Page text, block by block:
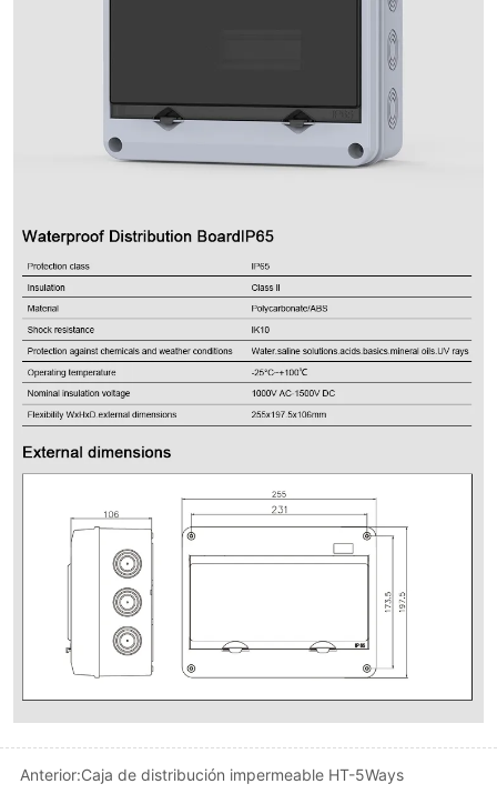
Anterior:Caja de distribución impermeable HT-5Ways